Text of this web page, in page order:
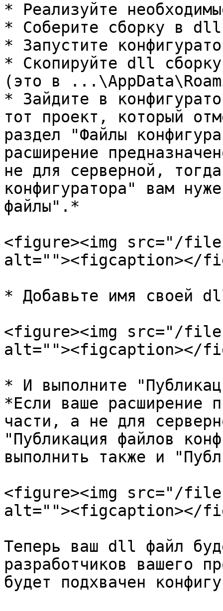
* Реализуйте
* Соберите сборку в
* Запустите
* Скопируйте dll
(это в
* Зайдите в
тот проект, который
раздел "Файлы
расширение
не для серверной,
конфигуратора" вам
файлы".*
<figure><img src="/files/
alt=""><figcaption></
* Добавьте имя своей
<figure><img src="/
alt=""><figcaption></
* И выполните
*Если ваше расширение
части, а не для
"Публикация файлов
выполнить также и
<figure><img src="/files/
alt=""><figcaption></
Теперь ваш dll файл
разработчиков вашего
будет подхвачен